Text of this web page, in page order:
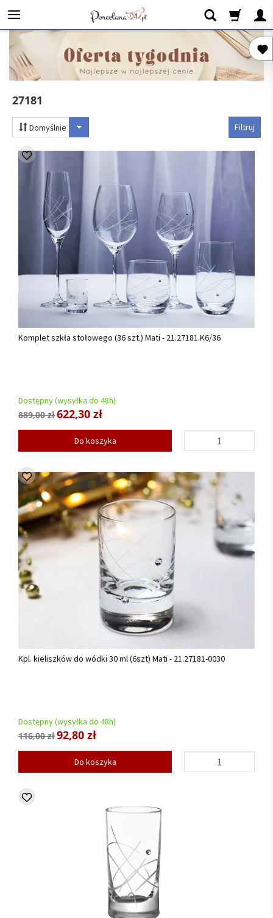
27181
Filtruj
Domyślnie
Komplet szkła stołowego (36 szt.) Mati - 21.27181.K6/36
Dostępny (wysyłka do 48h)
889,00 zł622,30 zł
Do koszyka
Kpl. kieliszków do wódki 30 ml (6szt) Mati - 21.27181-0030
Dostępny (wysyłka do 48h)
116,00 zł92,80 zł
Do koszyka